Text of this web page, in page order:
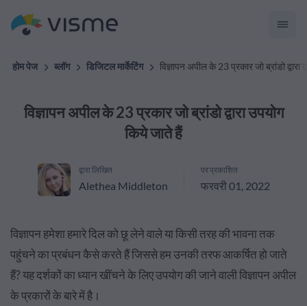
होम पेज ब्लॉग डिजिटल मार्केटिंग विज्ञापन अपील के 23 प्रकार जो ब्रांडो
विज्ञापन अपील के 23 प्रकार जो ब्रांडो द्वारा उपयोग
किये जाते हैं
द्वारा लिखित
Alethea Middleton
पर प्रकाशित
फरवरी 01, 2022
विज्ञापन हमेशा हमारे दिल को छू लेने वाले या किसी तरह की भावना तक
पहुंचने का प्रबंधन कैसे करते हैं जिससे हम उनकी तरफ आकर्षित हो जाते
हैं? यह दर्शकों का ध्यान खींचने के लिए उपयोग की जाने वाली विज्ञापन अपील
के प्रकारों के बारे में है।